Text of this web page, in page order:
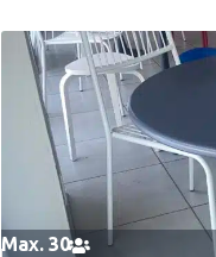
Max. 30